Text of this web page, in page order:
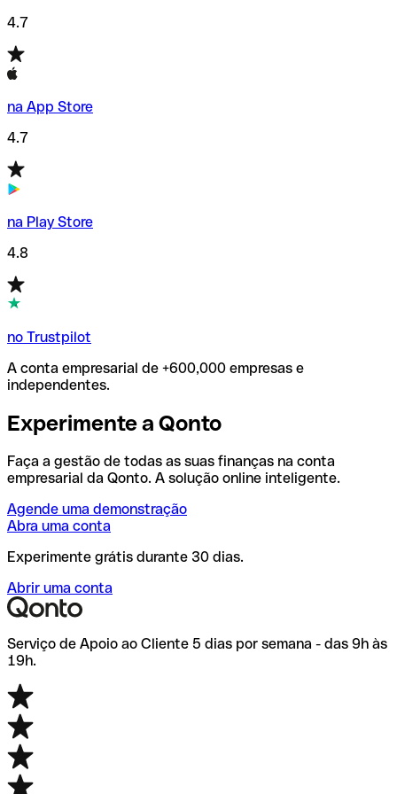
4.7
na App Store
4.7
na Play Store
4.8
no Trustpilot
A conta empresarial de +600,000 empresas e
independentes.
Experimente a Qonto
Faça a gestão de todas as suas finanças na conta
empresarial da Qonto. A solução online inteligente.
Agende uma demonstração
Abra uma conta
Experimente grátis durante 30 dias.
Abrir uma conta
Serviço de Apoio ao Cliente 5 dias por semana - das 9h às
19h.